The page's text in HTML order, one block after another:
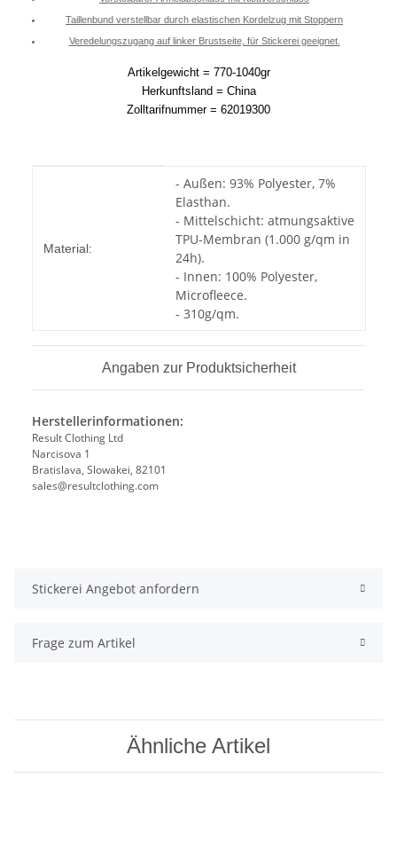
Taillenbund verstellbar durch elastischen Kordelzug mit Stoppern
Veredelungszugang auf linker Brustseite, für Stickerei geeignet.
Artikelgewicht = 770-1040gr
Herkunftsland = China
Zolltarifnummer = 62019300
Material:
- Außen: 93% Polyester, 7%
Elasthan.
- Mittelschicht: atmungsaktive
TPU-Membran (1.000 g/qm in
24h).
- Innen: 100% Polyester,
Microfleece.
- 310g/qm.
Angaben zur Produktsicherheit
Herstellerinformationen:
Result Clothing Ltd
Narcisova 1
Bratislava, Slowakei, 82101
sales@resultclothing.com
Stickerei Angebot anfordern
Frage zum Artikel
Ähnliche Artikel